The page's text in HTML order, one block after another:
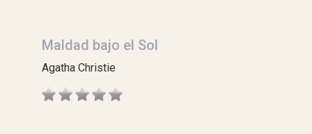
Maldad bajo el Sol
Agatha Christie